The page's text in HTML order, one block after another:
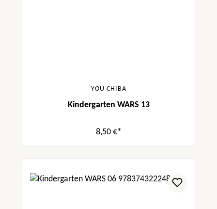
YOU CHIBA
Kindergarten WARS 13
8,50 €*